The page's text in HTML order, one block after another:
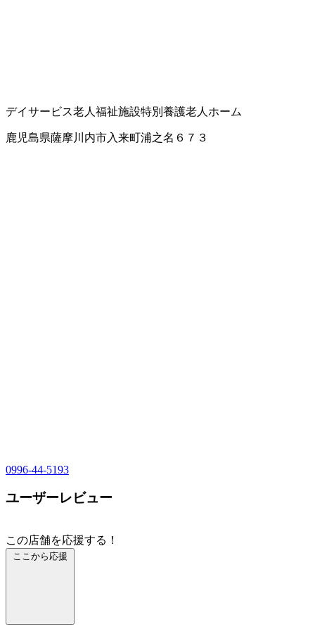
デイサービス老人福祉施設特別養護老人ホーム
鹿児島県薩摩川内市入来町浦之名６７３
0996-44-5193
ユーザーレビュー
この店舗を応援する！
ここから応援